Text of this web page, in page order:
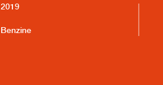
2019
Benzine